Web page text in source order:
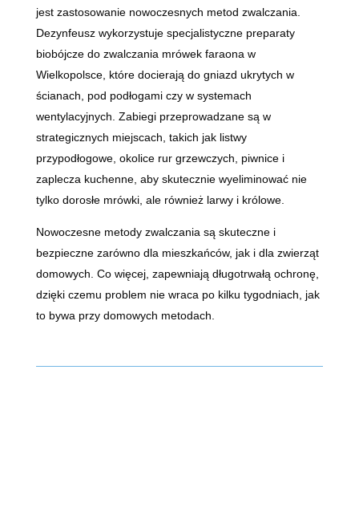
jest zastosowanie nowoczesnych metod zwalczania.
Dezynfeusz wykorzystuje specjalistyczne preparaty
biobójcze do zwalczania mrówek faraona w
Wielkopolsce, które docierają do gniazd ukrytych w
ścianach, pod podłogami czy w systemach
wentylacyjnych. Zabiegi przeprowadzane są w
strategicznych miejscach, takich jak listwy
przypodłogowe, okolice rur grzewczych, piwnice i
zaplecza kuchenne, aby skutecznie wyeliminować nie
tylko dorosłe mrówki, ale również larwy i królowe.
Nowoczesne metody zwalczania są skuteczne i
bezpieczne zarówno dla mieszkańców, jak i dla zwierząt
domowych. Co więcej, zapewniają długotrwałą ochronę,
dzięki czemu problem nie wraca po kilku tygodniach, jak
to bywa przy domowych metodach.